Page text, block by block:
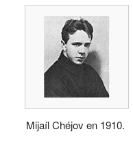
Mijaíl Chéjov en 1910.